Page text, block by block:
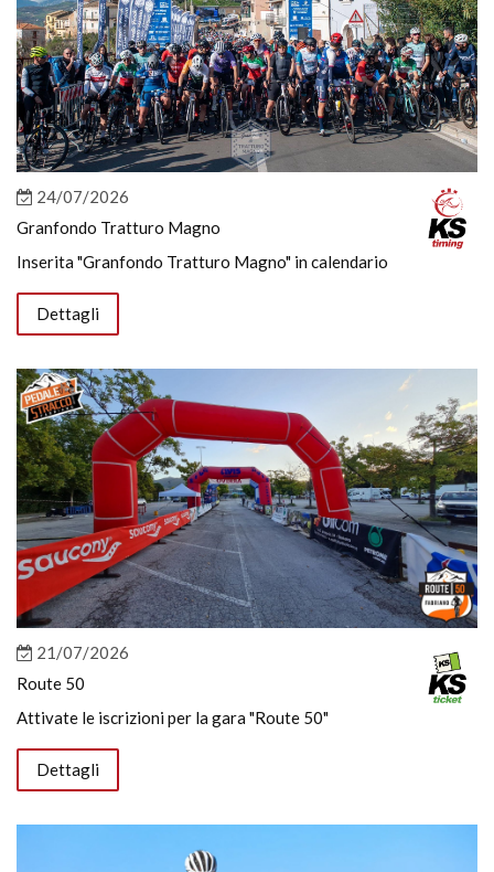
24/07/2026
Granfondo Tratturo Magno
Inserita "Granfondo Tratturo Magno" in calendario
Dettagli
21/07/2026
Route 50
Attivate le iscrizioni per la gara "Route 50"
Dettagli